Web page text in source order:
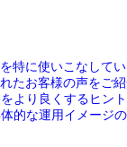
特に使いこなして
たお客様の声をご
より良くするヒン
的な運用イメージ